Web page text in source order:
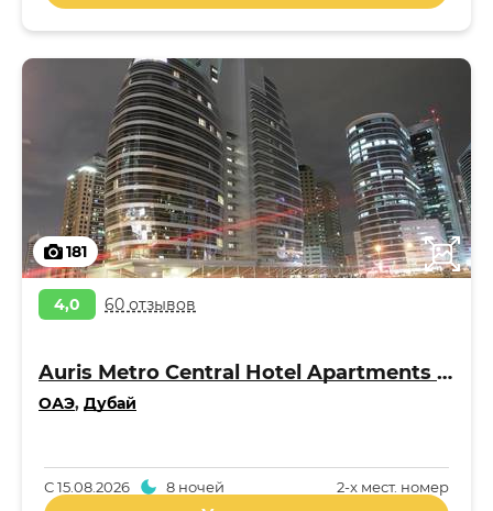
181
4,0 60 отзывов
Auris Metro Central Hotel Apartments 4*
ОАЭ, Дубай
2-x мест. номер
С15.08.2026 8 ночей